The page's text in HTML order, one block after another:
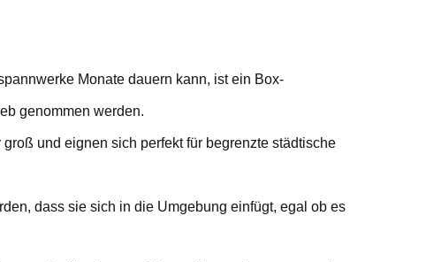
Monate dauern kann, ist ein Box-
genommen werden.
und eignen sich perfekt für begrenzte städtische
dass sie sich in die Umgebung einfügt, egal ob es